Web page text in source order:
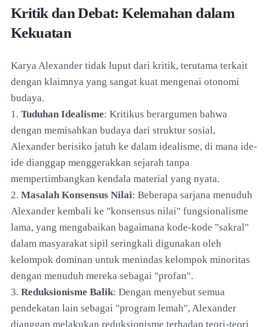
Kritik dan Debat: Kelemahan dalam
Kekuatan
Karya Alexander tidak luput dari kritik, terutama terkait
dengan klaimnya yang sangat kuat mengenai otonomi
budaya.
1. Tuduhan Idealisme: Kritikus berargumen bahwa
dengan memisahkan budaya dari struktur sosial,
Alexander berisiko jatuh ke dalam idealisme, di mana ide-
ide dianggap menggerakkan sejarah tanpa
mempertimbangkan kendala material yang nyata.
2. Masalah Konsensus Nilai: Beberapa sarjana menuduh
Alexander kembali ke "konsensus nilai" fungsionalisme
lama, yang mengabaikan bagaimana kode-kode "sakral"
dalam masyarakat sipil seringkali digunakan oleh
kelompok dominan untuk menindas kelompok minoritas
dengan menuduh mereka sebagai "profan".
3. Reduksionisme Balik: Dengan menyebut semua
pendekatan lain sebagai "program lemah", Alexander
dianggap melakukan reduksionisme terhadap teori-teori